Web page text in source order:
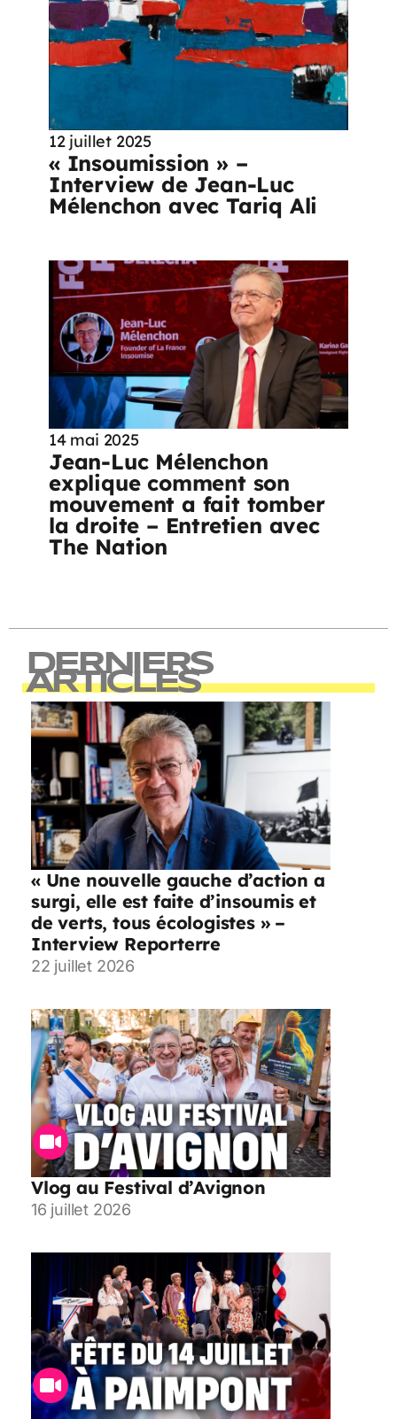
12 juillet 2025
« Insoumission » –
Interview de Jean-Luc
Mélenchon avec Tariq Ali
14 mai 2025
Jean-Luc Mélenchon
explique comment son
mouvement a fait tomber
la droite – Entretien avec
The Nation
DERNIERS
ARTICLES
« Une nouvelle gauche d’action a
surgi, elle est faite d’insoumis et
de verts, tous écologistes » –
Interview Reporterre
22 juillet 2026
Vlog au Festival d’Avignon
16 juillet 2026